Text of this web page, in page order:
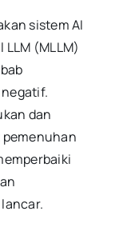
sistem AI
(MLLM)
dan
pemenuhan